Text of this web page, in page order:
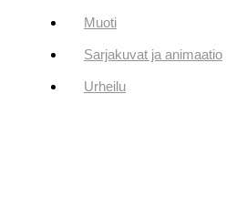
Muoti
Sarjakuvat ja animaatio
Urheilu